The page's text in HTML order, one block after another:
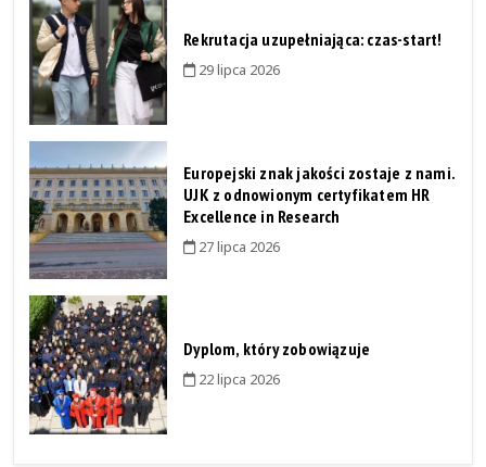
Rekrutacja uzupełniająca: czas-start!
29 lipca 2026
Europejski znak jakości zostaje z nami.
UJK z odnowionym certyfikatem HR
Excellence in Research
27 lipca 2026
Dyplom, który zobowiązuje
22 lipca 2026